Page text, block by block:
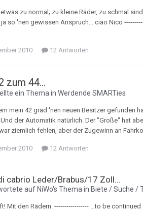
zu normal; zu kleine Räder, zu schmal
so 'nen gewissen Anspruch... ciao Nico
2010 12 Antworten
zum 44...
ein Thema in Werdende SMARTies
mein 42 grad 'nen neuen Besitzer gefunden
der Automatik natürlich. Der "Große" hat
ziemlich fehlen, aber der Zugewinn an
2010 12 Antworten
cabrio Leder/Brabus/17 Zoll...
auf NiWo's Thema in Biete / Suche /
Mit den Rädern. ----------------- ...to be continued